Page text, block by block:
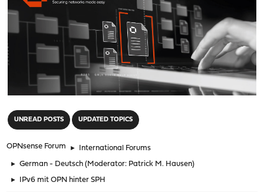
UNREAD POSTS UPDATED TOPICS
OPNsense Forum ► International Forums
► German - Deutsch (Moderator: Patrick M. Hausen)
► IPv6 mit OPN hinter SPH